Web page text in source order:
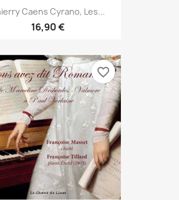
Caens Cyrano, Les...
16,90 €
favorite_border